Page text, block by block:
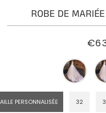
ROBE DE
PERSONNALISÉE 32